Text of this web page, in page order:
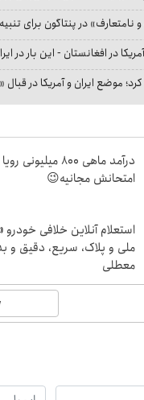
نامتعارف» در پنتاگون برای
در افغانستان - این بار در
موضع ایران و آمریکا در
درآمد ماهی 800
امتحانش مجانیه😉
استعلام آنلاین خلافی
ملی و پلاک، سریع، دقیق و
معطلی